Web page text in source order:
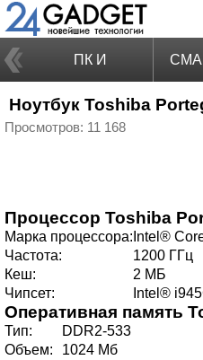
ПК И
НОУТБУКИ
Ноутбук Toshiba
Просмотров: 11 168
Процессор Toshiba
Марка процессора: Intel®
Частота:
1200 ГГц
Кеш:
2 МБ
Чипсет:
Intel®
Оперативная память
Тип:
DDR2-533
Объем:
1024 Мб